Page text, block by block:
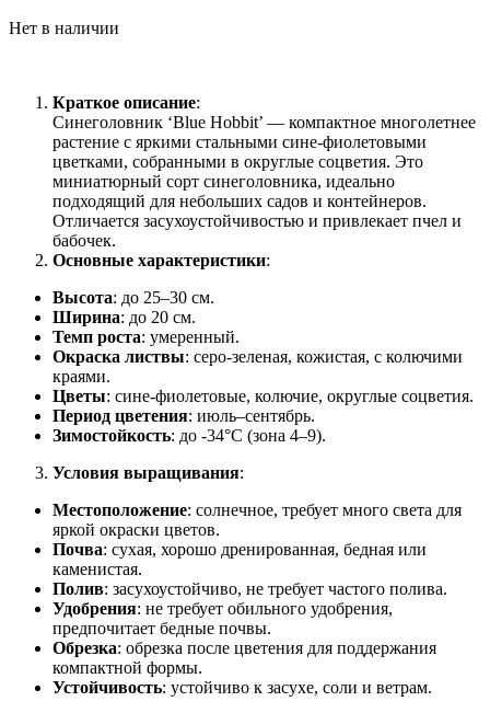
Нет в наличии
Краткое описание:
Синеголовник ‘Blue Hobbit’ — компактное многолетнее
растение с яркими стальными сине-фиолетовыми
цветками, собранными в округлые соцветия. Это
миниатюрный сорт синеголовника, идеально
подходящий для небольших садов и контейнеров.
Отличается засухоустойчивостью и привлекает пчел и
бабочек.
Основные характеристики:
Высота: до 25–30 см.
Ширина: до 20 см.
Темп роста: умеренный.
Окраска листвы: серо-зеленая, кожистая, с колючими
краями.
Цветы: сине-фиолетовые, колючие, округлые соцветия.
Период цветения: июль–сентябрь.
Зимостойкость: до -34°C (зона 4–9).
Условия выращивания:
Местоположение: солнечное, требует много света для
яркой окраски цветов.
Почва: сухая, хорошо дренированная, бедная или
каменистая.
Полив: засухоустойчиво, не требует частого полива.
Удобрения: не требует обильного удобрения,
предпочитает бедные почвы.
Обрезка: обрезка после цветения для поддержания
компактной формы.
Устойчивость: устойчиво к засухе, соли и ветрам.